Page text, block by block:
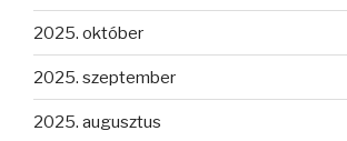
2025. október
2025. szeptember
2025. augusztus